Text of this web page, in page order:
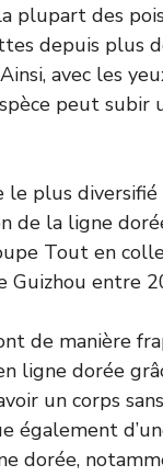
plupart des
depuis plus
avec les
peut
plus diversifié
de la ligne
Tout en
Guizhou entre
de manière
ligne dorée
un corps
également
dorée,